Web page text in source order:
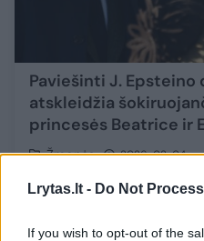
Lrytas.lt - Do Not
If you wish to opt-out of the
Paviešinti J.
atskleidžia
princesės Beatrice ir
Žmonės 2026-02-04